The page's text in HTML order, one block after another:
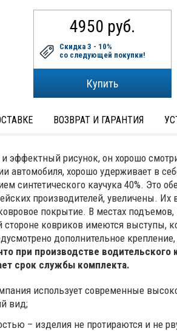
4950 руб.
Скидка 3 - 10%
со следующей покупки!
ВОЗВРАТ И ГАРАНТИЯ
эффектный рисунок, он хорошо
автомобиля, хорошо удерживает в
каучука 40%. Это
производителей, увеличены.
покрытие. В местах
стороне ковриков имеются выступы,
дополнительное
при производстве
срок службы комплекта.
использует современные
вид;
– изделия не протираются и не